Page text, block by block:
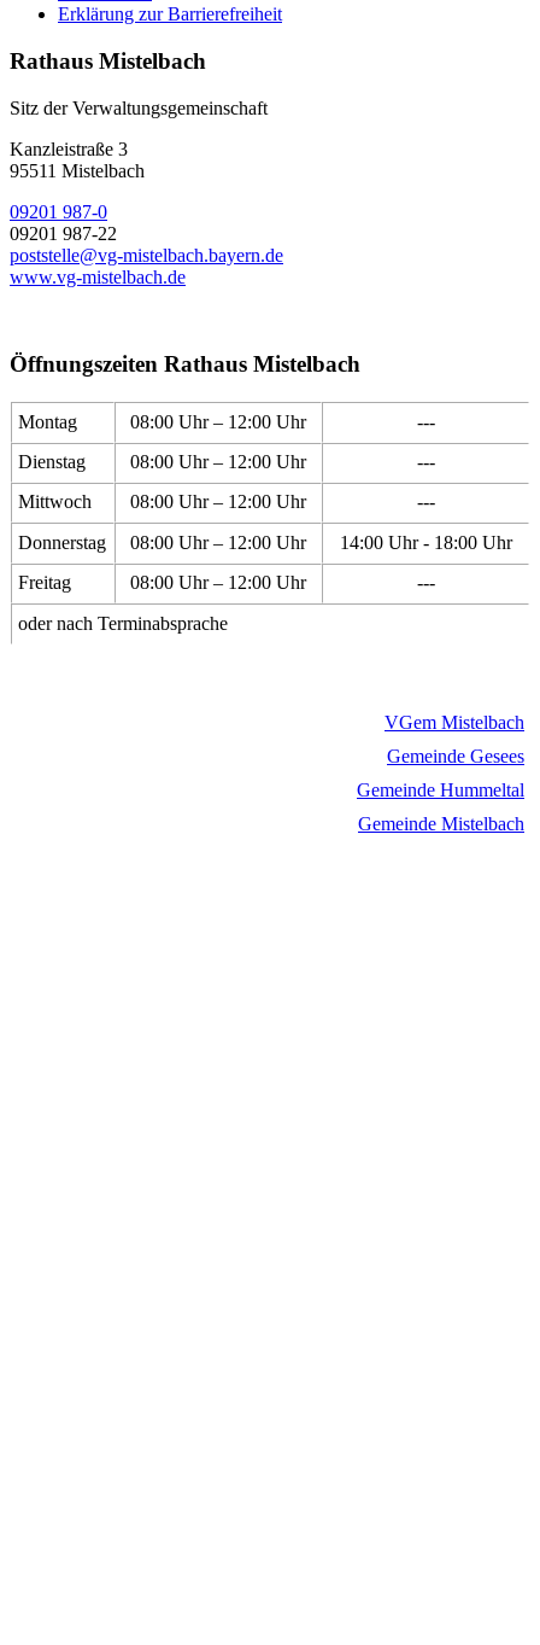
Erklärung zur Barrierefreiheit
Rathaus Mistelbach
Sitz der Verwaltungsgemeinschaft
Kanzleistraße 3
95511 Mistelbach
09201 987-0
09201 987-22
poststelle@vg-mistelbach.bayern.de
www.vg-mistelbach.de
Öffnungszeiten Rathaus Mistelbach
Montag 08:00 Uhr – 12:00 Uhr
---
Dienstag
08:00 Uhr – 12:00 Uhr
---
Mittwoch
08:00 Uhr – 12:00 Uhr
---
Donnerstag
08:00 Uhr – 12:00 Uhr
14:00 Uhr - 18:00 Uhr
Freitag
08:00 Uhr – 12:00 Uhr
---
oder nach Terminabsprache
VGem Mistelbach
Gemeinde Gesees
Gemeinde Hummeltal
Gemeinde Mistelbach